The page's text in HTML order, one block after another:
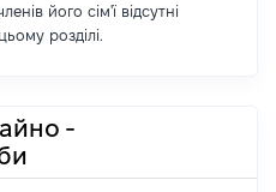
його сім'ї відсутні
розділі.
-